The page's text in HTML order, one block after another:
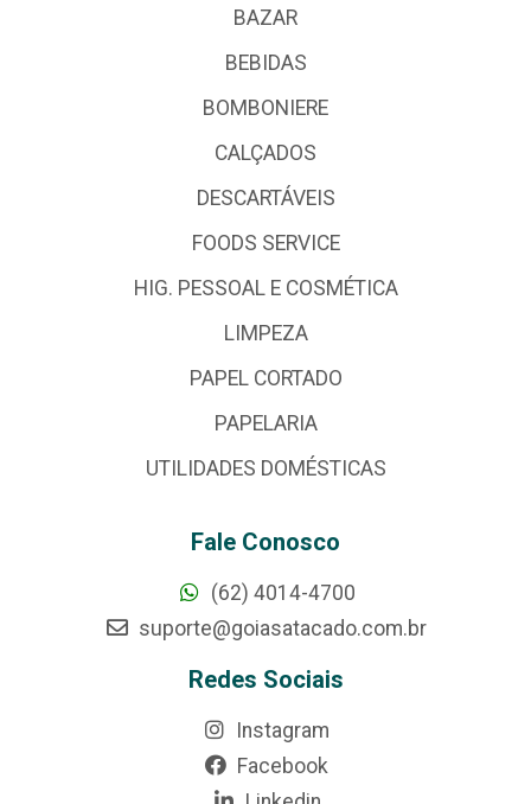
BAZAR
BEBIDAS
BOMBONIERE
CALÇADOS
DESCARTÁVEIS
FOODS SERVICE
HIG. PESSOAL E COSMÉTICA
LIMPEZA
PAPEL CORTADO
PAPELARIA
UTILIDADES DOMÉSTICAS
Fale Conosco
(62) 4014-4700
suporte@goiasatacado.com.br
Redes Sociais
Instagram
Facebook